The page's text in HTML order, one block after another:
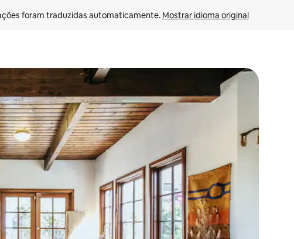
foram traduzidas automaticamente. Mostrar idioma original
as seta para cima e para baixo do teclado ou tocando e deslizando o dedo